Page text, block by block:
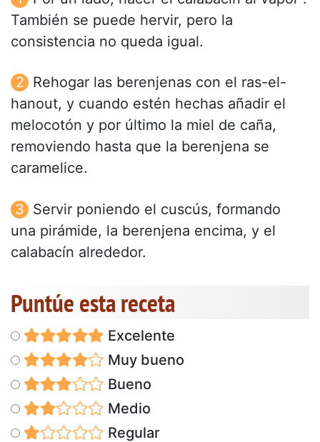
También se puede hervir, pero la
consistencia no queda igual.
Rehogar las berenjenas con el ras-el-
hanout, y cuando estén hechas añadir el
melocotón y por último la miel de caña,
removiendo hasta que la berenjena se
caramelice.
Servir poniendo el cuscús, formando
una pirámide, la berenjena encima, y el
calabacín alrededor.
Puntúe esta receta
Excelente
Muy bueno
Bueno
Medio
Regular